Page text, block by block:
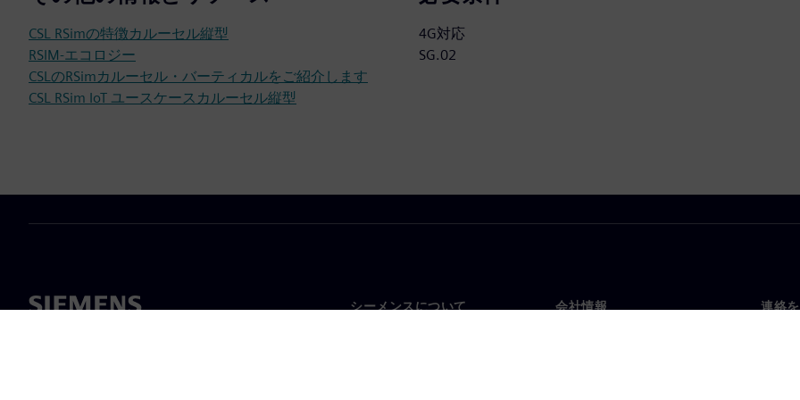
CSL RSimの特徴カルーセル縦型
RSIM-エコロジー
CSLのRSimカルーセル・バーティカルをご紹介します
CSL RSim IoT ユースケースカルーセル縦型
4G対応
SG.02
シーメンスについて 会社情報 連絡